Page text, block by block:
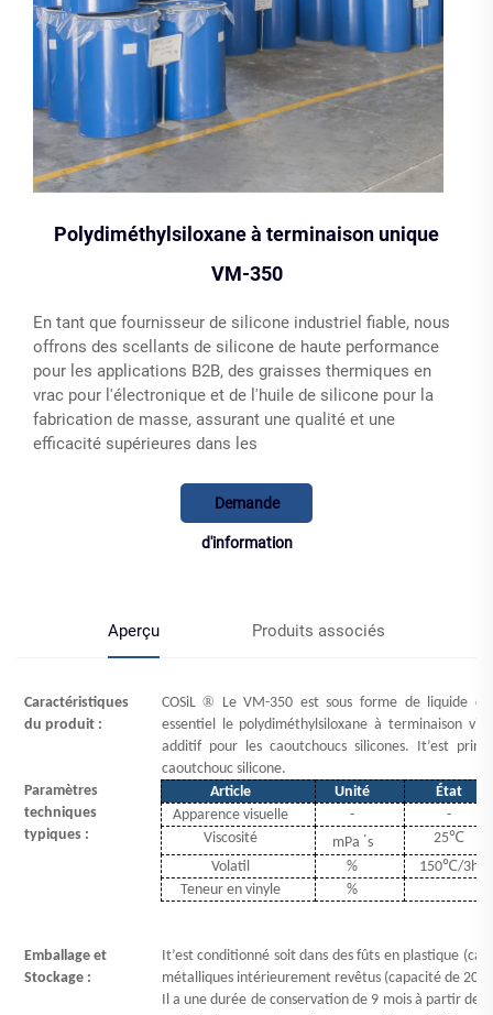
Polydiméthylsiloxane à terminaison unique
VM-350
En tant que fournisseur de silicone industriel fiable, nous
offrons des scellants de silicone de haute performance
pour les applications B2B, des graisses thermiques en
vrac pour l'électronique et de l'huile de silicone pour la
fabrication de masse, assurant une qualité et une
efficacité supérieures dans les
Demande
d'information
Aperçu Produits associés
Caractéristiques
du produit :
COSiL®
Le VM-350 est sous forme de liquide
essentiel le polydiméthylsiloxane à terminaison
additif pour les caoutchoucs silicones.
It’est
caoutchouc silicone.
Paramètres
techniques
typiques :
Article Unité
État
Apparence visuelle
-
-
Viscosité
mPa
.
s 25℃
Volatil
% 150℃/3h
Teneur en vinyle
%
Emballage et
Stockage :
It’est conditionné soit dans des fûts en plastique
métalliques intérieurement revêtus (capacité de 200
Il a une durée de conservation de 9 mois à partir